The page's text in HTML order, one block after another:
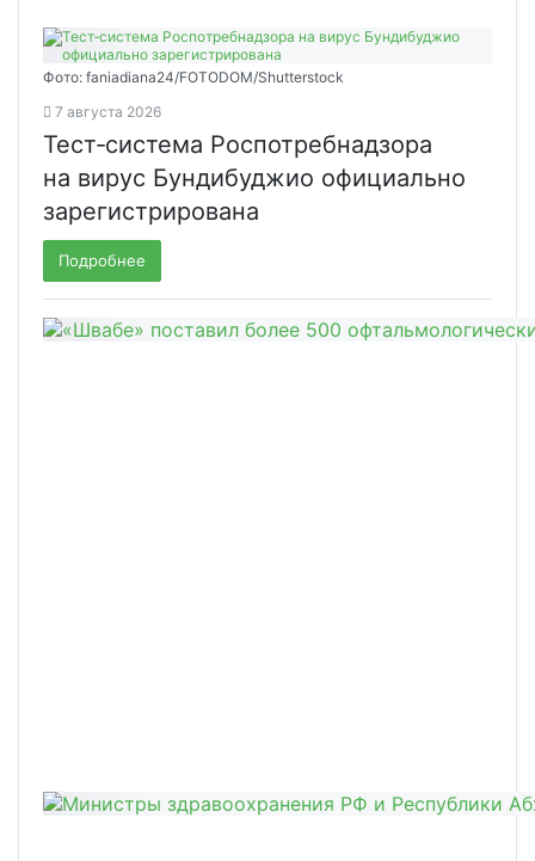
Фото: faniadiana24/FOTODOM/Shutterstock
7 августа 2026
Тест‑система Роспотребнадзора
на вирус Бундибуджио официально
зарегистрирована
Подробнее